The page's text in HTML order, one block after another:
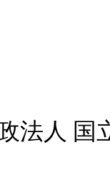
法人 国